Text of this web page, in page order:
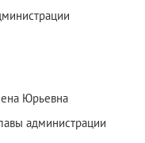
Юрьевна
администрации